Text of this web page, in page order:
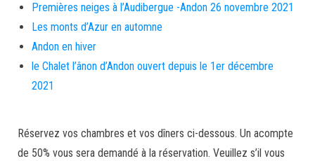
Premières neiges à l’Audibergue -Andon 26 novembre 2021
Les monts d’Azur en automne
Andon en hiver
le Chalet l’ânon d’Andon ouvert depuis le 1er décembre
2021
Réservez vos chambres et vos dîners ci-dessous. Un acompte
de 50% vous sera demandé à la réservation. Veuillez s’il vous